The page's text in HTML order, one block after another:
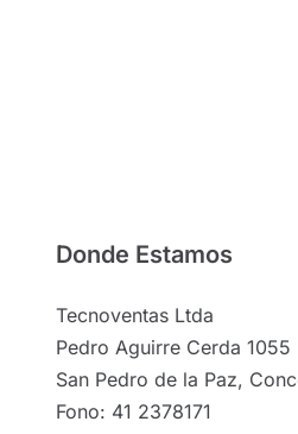
Donde Estamos
Tecnoventas Ltda
Pedro Aguirre Cerda 1055
San Pedro de la Paz,
Fono: 41 2378171